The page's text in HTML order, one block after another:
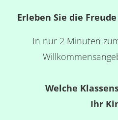
Erleben Sie die
In nur 2 Minuten
Welche
Ihr